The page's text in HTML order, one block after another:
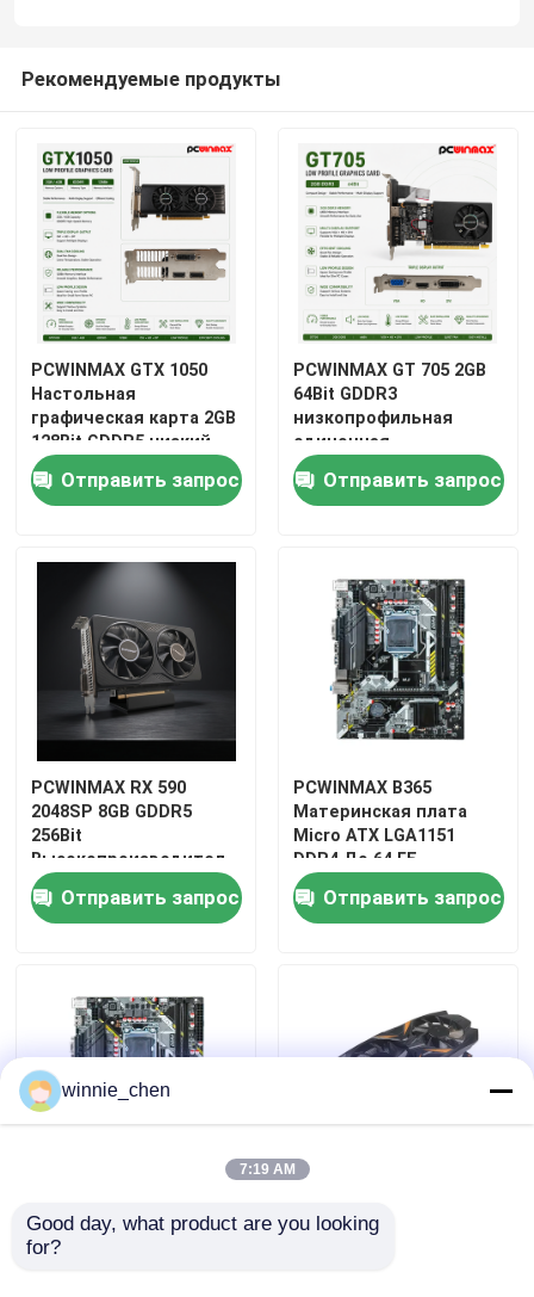
Продукты
Рекомендуемые продукты
PCWINMAX GTX 1050
Настольная
графическая карта 2GB
128Bit GDDR5 низкий
профиль двойной
вентилятор
Отправить запрос
PCWINMAX GT 705 2GB
64Bit GDDR3
низкопрофильная
одиночная
вентиляторная
система VGA DVI HD
Отправить запрос
PCWINMAX RX 590
2048SP 8GB GDDR5
256Bit
Высокопроизводительная
игровая графическая
карта с выходом
компьютеров
Отправить запрос
PCWINMAX B365
Материнская плата
Micro ATX LGA1151
DDR4 До 64 ГБ
Поддержка
процессоров 8-го и 9-
Отправить запрос
PCWINMAX B365
LGA1151 M ATX,
740 Поддержка OEM
winnie_chen
7:19 AM
Good day, what product are you looking
for?